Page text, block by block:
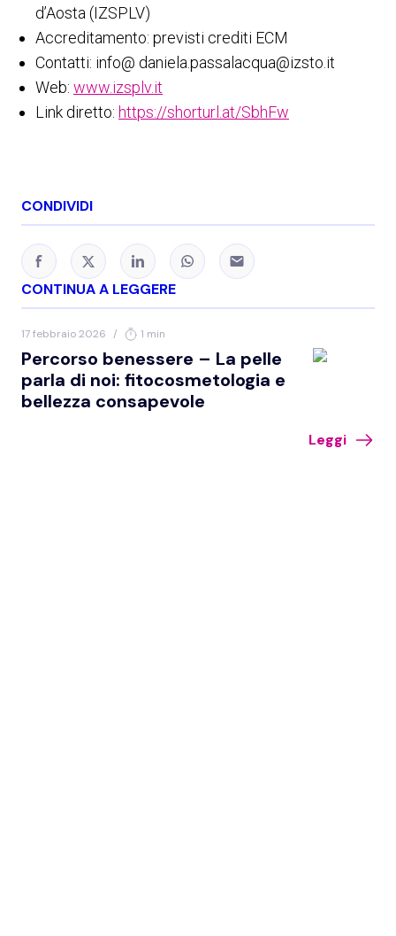
d’Aosta (IZSPLV)
Accreditamento: previsti crediti ECM
Contatti: info@ daniela.passalacqua@izsto.it
Web: www.izsplv.it
Link diretto: https://shorturl.at/SbhFw
CONTINUA A LEGGERE
17 febbraio 2026 / 1 min
Percorso benessere – La pelle
parla di noi: fitocosmetologia e
bellezza consapevole
Leggi
CONDIVIDI